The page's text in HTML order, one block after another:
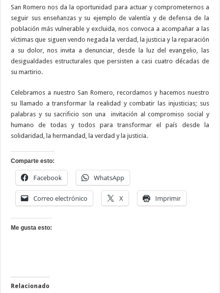
San Romero nos da la oportunidad para actuar y comprometernos a
seguir sus enseñanzas y su ejemplo de valentía y de defensa de la
población más vulnerable y excluida, nos convoca a acompañar a las
víctimas que siguen vendo negada la verdad, la justicia y la reparación
a su dolor, nos invita a denunciar, desde la luz del evangelio, las
desigualdades estructurales que persisten a casi cuatro décadas de
su martirio.
Celebramos a nuestro San Romero, recordamos y hacemos nuestro
su llamado a transformar la realidad y combatir las injusticias; sus
palabras y su sacrificio son una
invitación al compromiso social y
humano de todas y todos para transformar el país desde la
solidaridad, la hermandad, la verdad y la justicia.
Comparte esto:
Facebook WhatsApp
Correo electrónico X Imprimir
Me gusta esto:
Relacionado